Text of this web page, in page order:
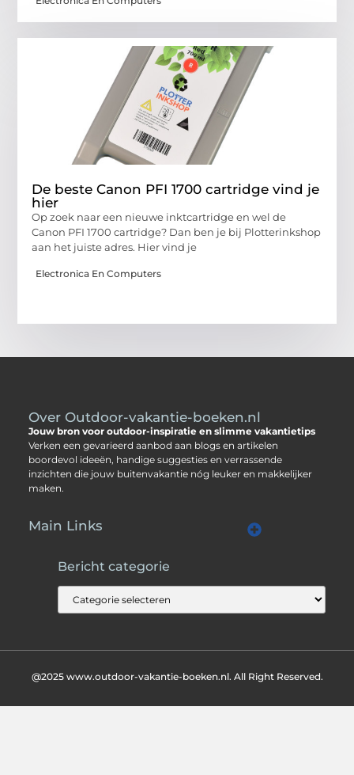
De beste Canon PFI 1700 cartridge vind je
hier
Op zoek naar een nieuwe inktcartridge en wel de
Canon PFI 1700 cartridge? Dan ben je bij Plotterinkshop
aan het juiste adres. Hier vind je
Electronica En Computers
Over Outdoor-vakantie-boeken.nl
Jouw bron voor outdoor-inspiratie en slimme vakantietips
Verken een gevarieerd aanbod aan blogs en artikelen
boordevol ideeën, handige suggesties en verrassende
inzichten die jouw buitenvakantie nóg leuker en makkelijker
maken.
Main Links
Bericht categorie
@2025 www.outdoor-vakantie-boeken.nl. All Right Reserved.